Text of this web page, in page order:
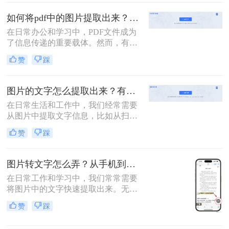
方法来获取PDF中的图片。
如何将pdf中的图片提取出来？教你二种高效提取方法！
在日常办公和学习中，PDF文件成为
了信息传递的重要载体。然而，有时
我们在PDF文档中发现一些精彩的图
片，想将其提取出来供个人使用或分
理，还是为了发送特定的图像，提取
PDF中的图片都是一项实用的技能。
那么如何将pdf中的图片提取出来呢？
本文将介绍两种高效的方法来获取
PDF中的图片。
赞 踩
图片的文字怎么提取出来？有以下这三个方法就够了！
在日常生活和工作中，我们经常需要
从图片中提取文字信息，比如从扫描
的文档、照片中的标志、或者社交媒
体上的截图等获取文本内容。那么图
这一目标，可以采用以下三种方法。
赞 踩
图片转文字怎么弄？从手机到专业的全方位指南！
在日常工作和学习中，我们常常需要
将图片中的文字快速提取出来。无论
是扫描的文档、拍摄的白板内容、书
籍页面截图，还是包含文字的复杂图
赞 踩